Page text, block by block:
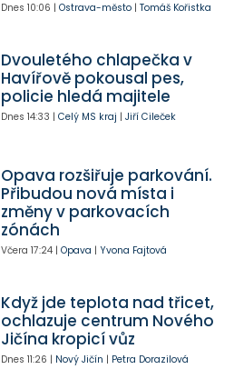
Dnes 10:06 | Ostrava-město| Tomáš Kořistka
Dvouletého chlapečka v
Havířově pokousal pes,
policie hledá majitele
Dnes 14:33 | Celý MS kraj | Jiří Cileček
Opava rozšiřuje parkování.
Přibudou nová místa i
změny v parkovacích
zónách
Včera 17:24| Opava | Yvona Fajtová
Když jde teplota nad třicet,
ochlazuje centrum Nového
Jičína kropicí vůz
Dnes 11:26 | Nový Jičín | Petra Dorazilová